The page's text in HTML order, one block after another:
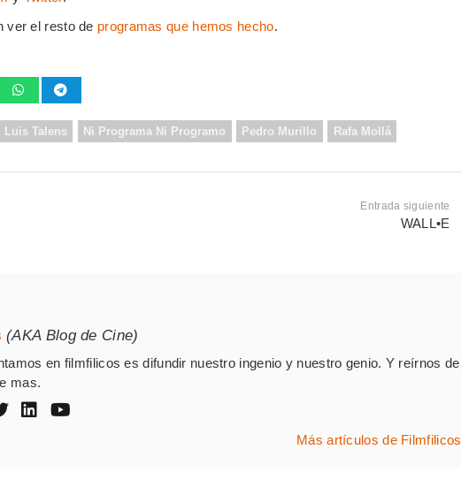
ver el resto de programas que hemos hecho.
Luis Talens Ni Programa Ni Programo Pedro Murillo Rafa Mollá
Entrada siguiente
WALL•E
(AKA Blog de Cine)
en filmfilicos es difundir nuestro ingenio y nuestro genio. Y reírnos de
mas.
Más artículos de Filmfilicos